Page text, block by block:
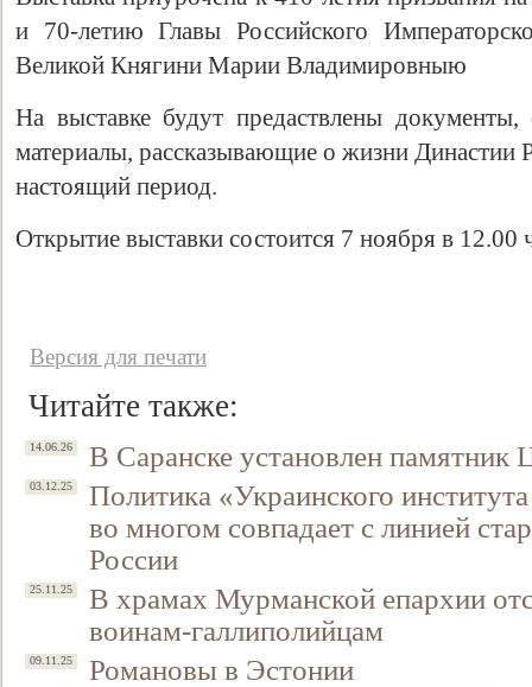
и 70-летию Главы Российского
Великой Княгини Марии Владимировныю
На выставке будут предаствлены
материалы, рассказывающие о жизни Династии
настоящий период.
Открытие выставки состоится 7 ноября в 12.00
Версия для печати
Читайте также:
14.06.26 В Саранске установлен памятник
03.12.25
Политика «Украинского
во многом совпадает с линией
России
25.11.25
В храмах Мурманской епархии
воинам-галлиполийцам
09.11.25 Романовы в Эстонии